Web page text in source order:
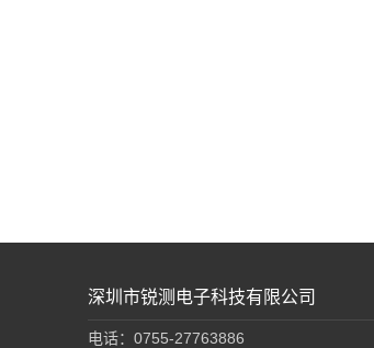
深圳市锐测电子科技有限公司
电话：0755-27763886